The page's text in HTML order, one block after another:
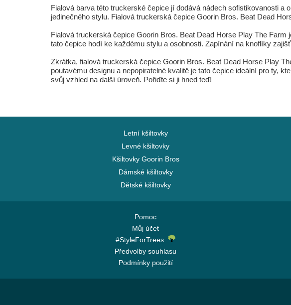
Fialová barva této truckerské čepice jí dodává nádech sofistikovanosti
jedinečného stylu. Fialová truckerská čepice Goorin Bros. Beat Dead
Fialová truckerská čepice Goorin Bros. Beat Dead Horse Play The
tato čepice hodí ke každému stylu a osobnosti. Zapínání na knoflíky
Zkrátka, fialová truckerská čepice Goorin Bros. Beat Dead Horse Play
poutavému designu a nepopiratelné kvalitě je tato čepice ideální pro ty,
svůj vzhled na další úroveň. Pořiďte si ji hned teď!
Letní kšiltovky
Levné kšiltovky
Kšiltovky Goorin Bros
Dámské kšiltovky
Dětské kšiltovky
Pomoc
Můj účet
#StyleForTrees
Předvolby souhlasu
Podmínky použití